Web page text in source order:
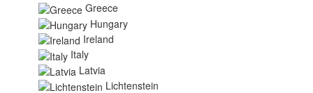
Greece
Hungary
Ireland
Italy
Latvia
Lichtenstein